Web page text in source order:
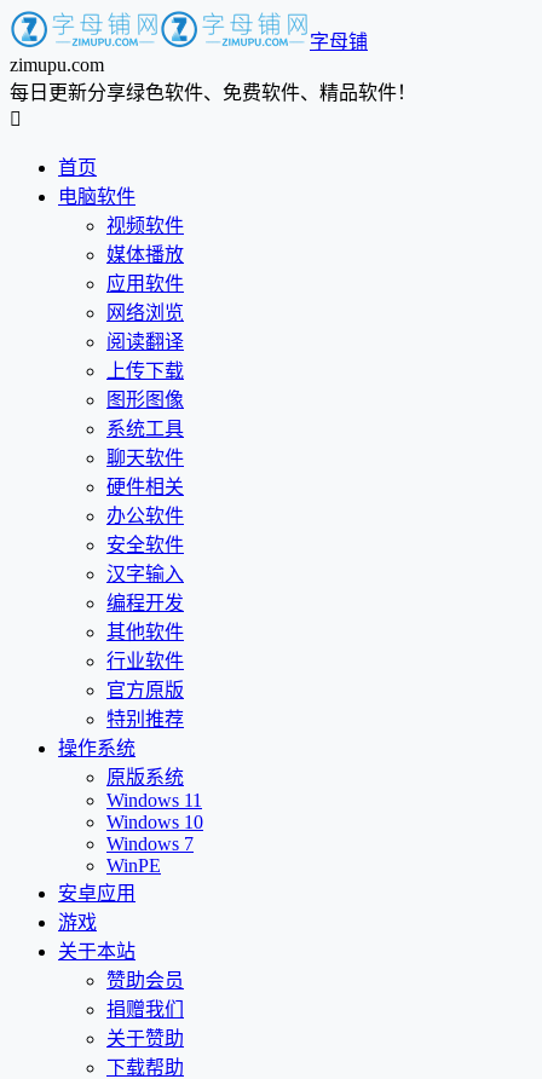
字母铺
zimupu.com
每日更新分享绿色软件、免费软件、精品软件！

首页
电脑软件
视频软件
媒体播放
应用软件
网络浏览
阅读翻译
上传下载
图形图像
系统工具
聊天软件
硬件相关
办公软件
安全软件
汉字输入
编程开发
其他软件
行业软件
官方原版
特别推荐
操作系统
原版系统
Windows 11
Windows 10
Windows 7
WinPE
安卓应用
游戏
关于本站
赞助会员
捐赠我们
关于赞助
下载帮助